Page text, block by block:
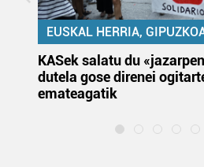
EUSKAL HERRIA,
KASek salatu du
dutela gose direnei
emateagatik